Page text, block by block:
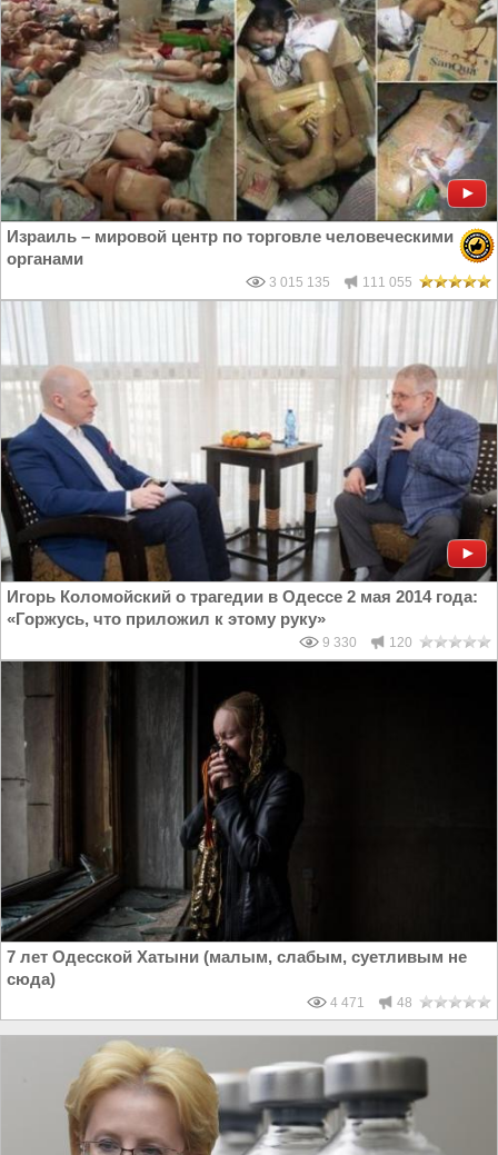
Израиль – мировой центр по торговле человеческими
органами
3 015 135 111 055
Игорь Коломойский о трагедии в Одессе 2 мая 2014 года:
«Горжусь, что приложил к этому руку»
9 330 120
7 лет Одесской Хатыни (малым, слабым, суетливым не
сюда)
4 471 48